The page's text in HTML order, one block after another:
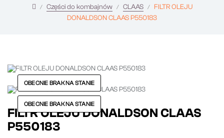
Części do kombajnów CLAAS
FILTR OLEJU
DONALDSON CLAAS P550183
OBECNIE BRAK NA STANIE
OBECNIE BRAK NA STANIE
FILTR OLEJU DONALDSON CLAAS
P550183